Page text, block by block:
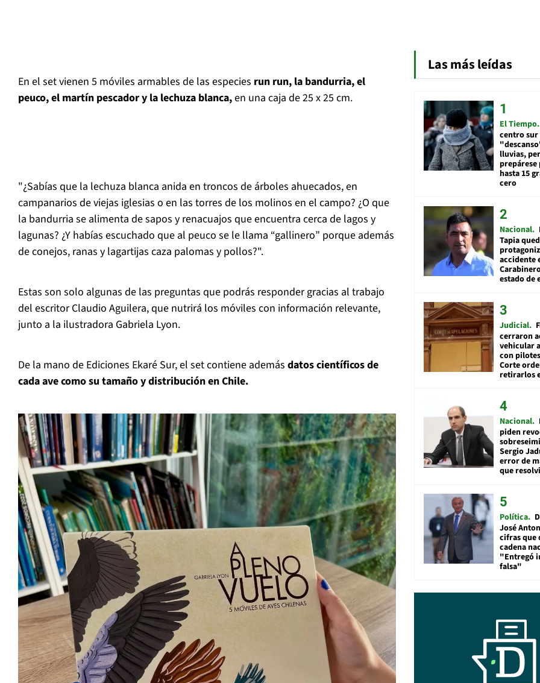
En el set vienen 5 móviles armables de las especies run run, la bandurria, el
peuco, el martín pescador y la lechuza blanca,en una caja de 25 x 25 cm.
"¿Sabías que la lechuza blanca anida en troncos de árboles ahuecados, en
campanarios de viejas iglesias o en las torres de los molinos en el campo? ¿O que
la bandurria se alimenta de sapos y renacuajos que encuentra cerca de lagos y
lagunas? ¿Y habías escuchado que al peuco se le llama “gallinero” porque además
de conejos, ranas y lagartijas caza palomas y pollos?".
Estas son solo algunas de las preguntas que podrás responder gracias al trabajo
del escritor Claudio Aguilera, que nutrirá los móviles con información relevante,
junto a la ilustradora Gabriela Lyon.
De la mano de Ediciones Ekaré Sur, el set contiene además datos científicos de
cada ave como su tamaño y distribución en Chile.
Las más leídas
El Tiempo
centro
lluvias,
hasta 15
cero
Nacional
Tapia
accidente
estado de
Judicial
cerraron
vehicular
con
Corte
retirarlos
Nacional
piden
Sergio
error de
que
Política
José
cifras que
cadena
"Entregó
falsa"